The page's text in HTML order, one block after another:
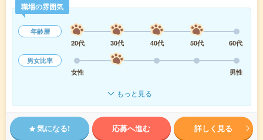
職場の雰囲気
年齢層
20代
30代 40代 50代
60代
男女比率
女性
男性
もっと見る
気になる! 応募へ進む 詳しく見る